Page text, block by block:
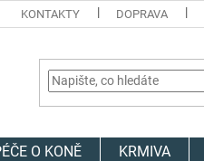
KONTAKTY DOPRAVA
O KONĚ KRMIVA